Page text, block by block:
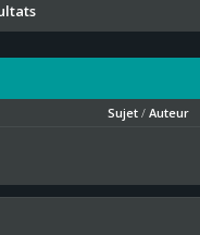
Sujet / Auteur